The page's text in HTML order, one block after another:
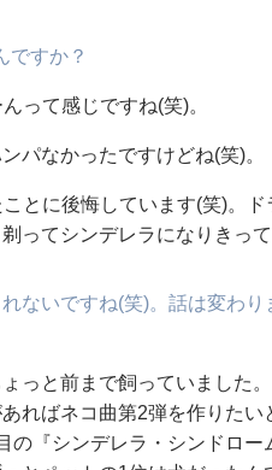
ですか？
って感じですね(笑)。
パなかったですけどね(笑)。
とに後悔しています(笑)。
ってシンデレラになりきっ
ないですね(笑)。話は変わ
っと前まで飼っていました
ればネコ曲第2弾を作りた
の『シンデレラ・シンドロ